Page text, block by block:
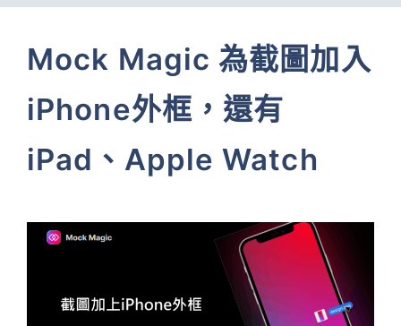
Mock Magic 為截圖加入
iPhone外框，還有
iPad、Apple Watch